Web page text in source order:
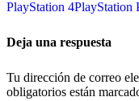
PlayStation 4PlayStation
Deja una respuesta
Tu dirección de correo
obligatorios están